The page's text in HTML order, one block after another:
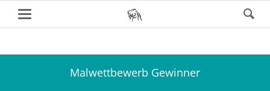
Malwettbewerb Gewinner